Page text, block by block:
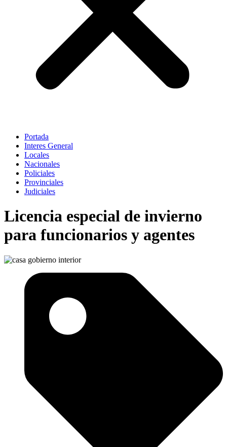
Portada
Interes General
Locales
Nacionales
Policiales
Provinciales
Judiciales
Licencia especial de invierno
para funcionarios y agentes